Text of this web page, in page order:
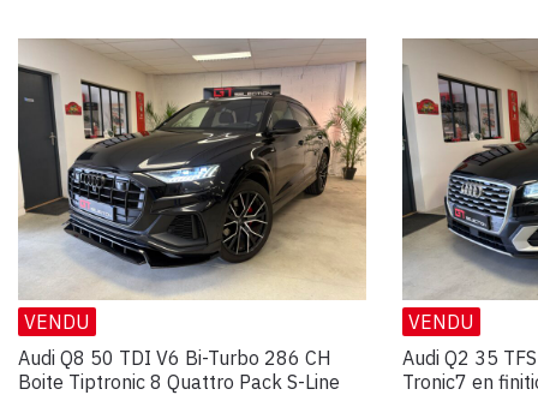
VENDU
Audi Q8 50 TDI V6 Bi-Turbo 286 CH
Boite Tiptronic 8 Quattro Pack S-Line
VENDU
Audi Q2 35
Tronic7 en